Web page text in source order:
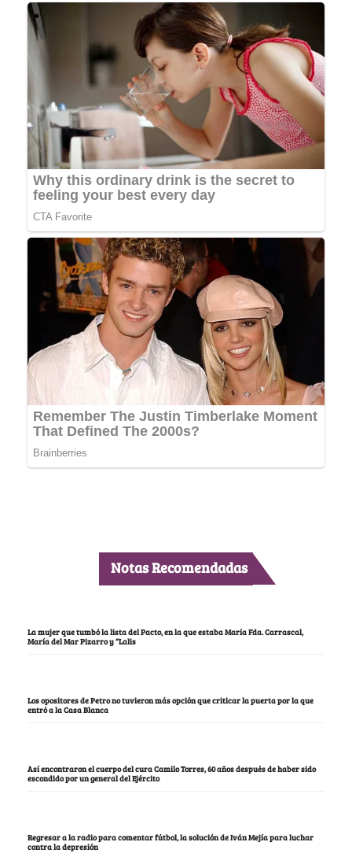
Notas Recomendadas
La mujer que tumbó la lista del Pacto, en la que estaba María Fda. Carrascal,
María del Mar Pizarro y “Lalis
Los opositores de Petro no tuvieron más opción que criticar la puerta por la que
entró a la Casa Blanca
Así encontraron el cuerpo del cura Camilo Torres, 60 años después de haber sido
escondido por un general del Ejército
Regresar a la radio para comentar fútbol, la solución de Iván Mejía para luchar
contra la depresión